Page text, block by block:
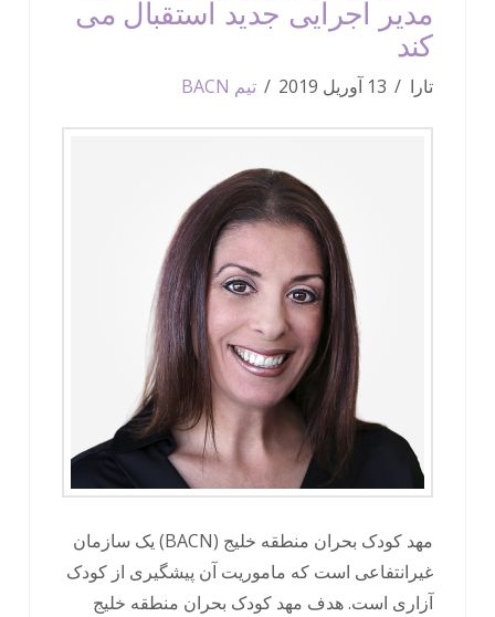
مدیر اجرایی جدید استقبال می
کند
تارا 13 آوریل 2019 تیم BACN
مهد کودک بحران منطقه خلیج (BACN) یک سازمان
غیرانتفاعی است که ماموریت آن پیشگیری از کودک
آزاری است. هدف مهد کودک بحران منطقه خلیج